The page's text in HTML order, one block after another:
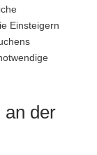
Einsteigern
an der